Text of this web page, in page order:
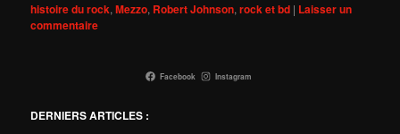
histoire du rock,Mezzo, Robert Johnson,rock et bd | Laisser un
commentaire
Facebook Instagram
DERNIERS ARTICLES :